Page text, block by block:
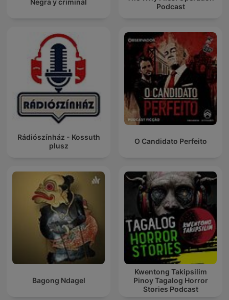
Negra y criminal
Podcast
Rádiószínház - Kossuth
plusz
O Candidato Perfeito
Bagong Ndagel
Kwentong Takipsilim
Pinoy Tagalog Horror
Stories Podcast